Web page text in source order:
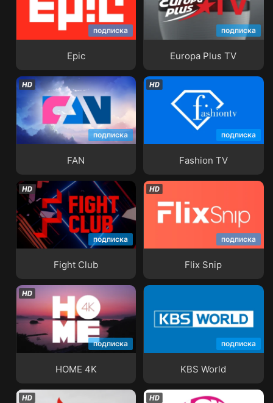
подписка
Epic
подписка
Europa Plus TV
Europa Plus TV
подписка
FAN
FAN
подписка
Fashion TV
подписка
Fight Club
Fight Club
подписка
Flix Snip
подписка
HOME 4K
HOME 4K
подписка
KBS World